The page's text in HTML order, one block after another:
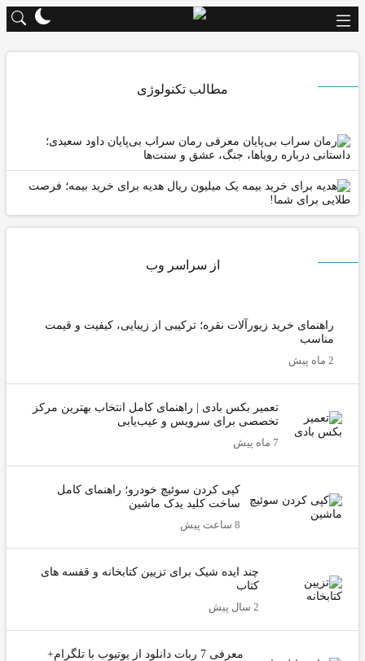
مطالب تکنولوژی
معرفی رمان سراب بی‌پایان داود سعیدی؛
درباره رویاها، جنگ، عشق و سنت‌ها
یک میلیون ریال هدیه برای خرید بیمه؛ فرصت
برای شما!
از سراسر وب
خرید زیورآلات نقره؛ ترکیبی از زیبایی، کیفیت و قیمت
تعمیر بکس بادی | راهنمای کامل انتخاب بهترین مرکز
تخصصی برای سرویس و عیب‌یابی
کپی کردن سوئیچ خودرو؛ راهنمای کامل
ساخت کلید یدک ماشین
چند ایده شیک برای تزیین کتابخانه و قفسه های
معرفی 7 ربات دانلود از یوتیوب با تلگرام+